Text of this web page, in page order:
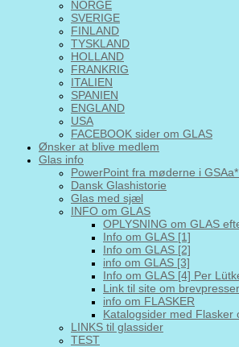
NORGE
SVERIGE
FINLAND
TYSKLAND
HOLLAND
FRANKRIG
ITALIEN
SPANIEN
ENGLAND
USA
FACEBOOK sider om GLAS
Ønsker at blive medlem
Glas info
PowerPoint fra møderne i
Dansk Glashistorie
Glas med sjæl
INFO om GLAS
OPLYSNING om GLAS
Info om GLAS [1]
Info om GLAS [2]
info om GLAS [3]
Info om GLAS [4] Per
Link til site om brevpresser
info om FLASKER
Katalogsider med Flasker
LINKS til glassider
TEST